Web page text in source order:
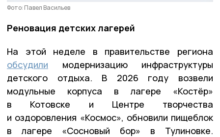
Фото: Павел Васильев
Реновация детских лагерей
На этой неделе в правительстве региона
обсудили модернизацию инфраструктуры
детского отдыха. В 2026 году возвели
модульные корпуса в лагере «Костёр»
в Котовске и Центре творчества
и оздоровления «Космос», обновили пищеблок
в лагере «Сосновый бор» в Тулиновке.